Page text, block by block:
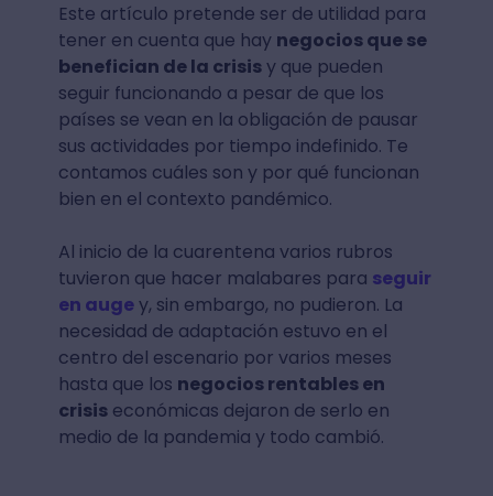
Este artículo pretende ser de utilidad para
tener en cuenta que hay negocios que se
benefician de la crisisy que pueden
seguir funcionando a pesar de que los
países se vean en la obligación de pausar
sus actividades por tiempo indefinido. Te
contamos cuáles son y por qué funcionan
bien en el contexto pandémico.
Al inicio de la cuarentena varios rubros
tuvieron que hacer malabares para seguir
en augey, sin embargo, no pudieron. La
necesidad de adaptación estuvo en el
centro del escenario por varios meses
hasta que los negocios rentables en
crisiseconómicas dejaron de serlo en
medio de la pandemia y todo cambió.